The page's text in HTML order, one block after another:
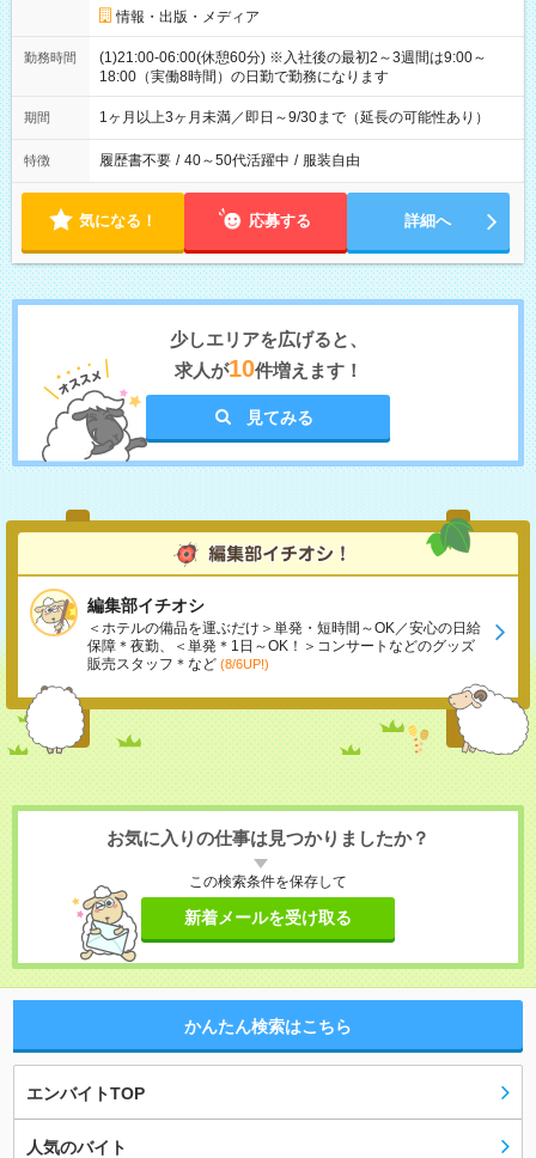
情報・出版・メディア
勤務時間
(1)21:00-06:00(休憩60分) ※入社後の最初2～3週間は9:00～
18:00（実働8時間）の日勤で勤務になります
期間 1ヶ月以上3ヶ月未満／即日～9/30まで（延長の可能性あり）
特徴 履歴書不要 / 40～50代活躍中 / 服装自由
気になる！ 応募する 詳細へ
少しエリアを広げると、
求人が10件増えます！
見てみる
編集部イチオシ
＜ホテルの備品を運ぶだけ＞単発・短時間～OK／安心の日給
保障＊夜勤、＜単発＊1日～OK！＞コンサートなどのグッズ
販売スタッフ＊など (8/6UP!)
お気に入りの仕事は見つかりましたか？
この検索条件を保存して
新着メールを受け取る
かんたん検索はこちら
エンバイトTOP
人気のバイト